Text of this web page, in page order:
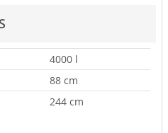
4000 l
88 cm
244 cm